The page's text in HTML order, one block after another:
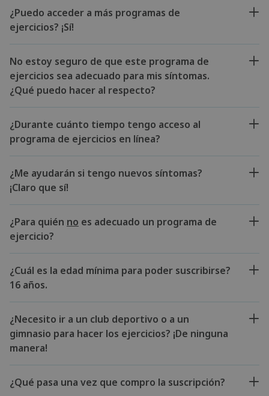
¿Puedo acceder a más programas de
ejercicios? ¡Sí!
No estoy seguro de que este programa de
ejercicios sea adecuado para mis síntomas.
¿Qué puedo hacer al respecto?
¿Durante cuánto tiempo tengo acceso al
programa de ejercicios en línea?
¿Me ayudarán si tengo nuevos síntomas?
¡Claro que sí!
¿Para quién no es adecuado un programa de
ejercicio?
¿Cuál es la edad mínima para poder suscribirse?
16 años.
¿Necesito ir a un club deportivo o a un
gimnasio para hacer los ejercicios? ¡De ninguna
manera!
¿Qué pasa una vez que compro la suscripción?